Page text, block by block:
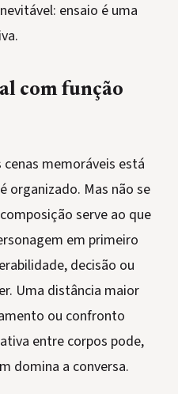
ensaio é uma
com função
memoráveis está
organizado. Mas não se
serve ao que
em primeiro
decisão ou
Uma distância maior
ou confronto
entre corpos pode,
domina a conversa.